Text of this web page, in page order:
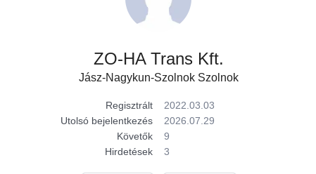
ZO-HA Trans Kft.
Jász-Nagykun-Szolnok Szolnok
Regisztrált
2022.03.03
Utolsó bejelentkezés
2026.07.29
Követők
9
Hirdetések
3